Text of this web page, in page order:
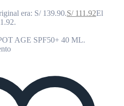
era: S/ 139.90.S/111.92El